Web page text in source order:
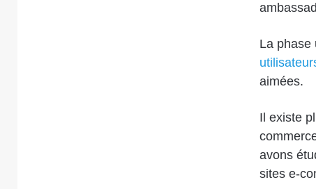
La phase
aimées.
Il existe
avons
sites e-